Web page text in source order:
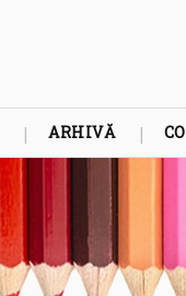
ARHIVĂ